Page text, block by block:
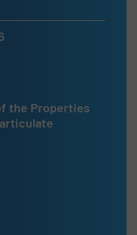
the Properties